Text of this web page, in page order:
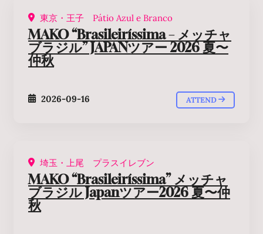
東京・王子 Pátio Azul e Branco
MAKO “Brasileiríssima – メッチャ
ブラジル” JAPANツアー 2026 夏〜
仲秋
2026-09-16 ATTEND
埼玉・上尾 プラスイレブン
MAKO “Brasileiríssima” メッチャ
ブラジル Japanツアー2026 夏〜仲
秋